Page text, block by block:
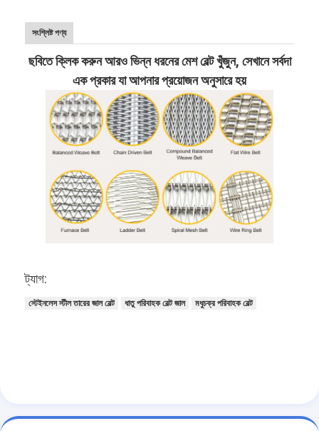
সংশ্লিষ্ট পণ্য
ছবিতে ক্লিক করুন আরও ভিন্ন ধরনের মেশ বেল্ট খুঁজুন, সেখানে সর্বদা
এক প্রকার যা আপনার প্রয়োজন অনুসারে হয়
ট্যাগ:
স্টেইনলেস স্টীল তারের জাল বেল্ট ধাতু পরিবাহক বেল্ট জাল মধুচক্র পরিবাহক বেল্ট